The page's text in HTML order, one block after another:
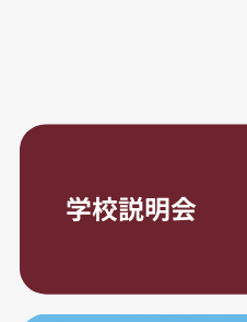
学校説明会